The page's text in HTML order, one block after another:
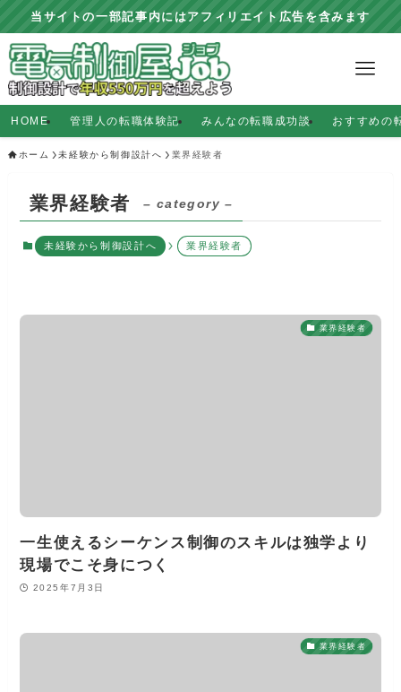
当サイトの一部記事内にはアフィリエイト広告を含みます
HOME 管理人の転職体験記 みんなの転職成功談 おすすめの
ホーム 未経験から制御設計へ 業界経験者
業界経験者 – category –
未経験から制御設計へ 業界経験者
業界経験者
一生使えるシーケンス制御のスキルは独学より
現場でこそ身につく
2025年7月3日
業界経験者